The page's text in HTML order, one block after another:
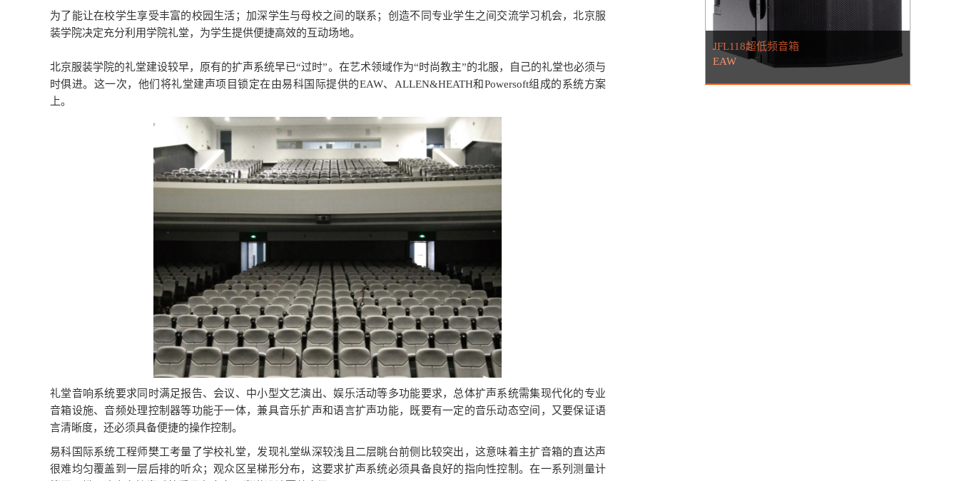
为了能让在校学生享受丰富的校园生活；加深学生与母校之间的联系；创造不同专业学生之间交流学习机会，北京服
装学院决定充分利用学院礼堂，为学生提供便捷高效的互动场地。
北京服装学院的礼堂建设较早，原有的扩声系统早已“过时”。在艺术领域作为“时尚教主”的北服，自己的礼堂也必须与
时俱进。这一次，他们将礼堂建声项目锁定在由易科国际提供的EAW、ALLEN&HEATH和Powersoft组成的系统方案
上。
礼堂音响系统要求同时满足报告、会议、中小型文艺演出、娱乐活动等多功能要求，总体扩声系统需集现代化的专业
音箱设施、音频处理控制器等功能于一体，兼具音乐扩声和语言扩声功能，既要有一定的音乐动态空间，又要保证语
言清晰度，还必须具备便捷的操作控制。
易科国际系统工程师樊工考量了学校礼堂，发现礼堂纵深较浅且二层眺台前侧比较突出，这意味着主扩音箱的直达声
很难均匀覆盖到一层后排的听众；观众区呈梯形分布，这要求扩声系统必须具备良好的指向性控制。在一系列测量计
Powersoft
EAW
EAW